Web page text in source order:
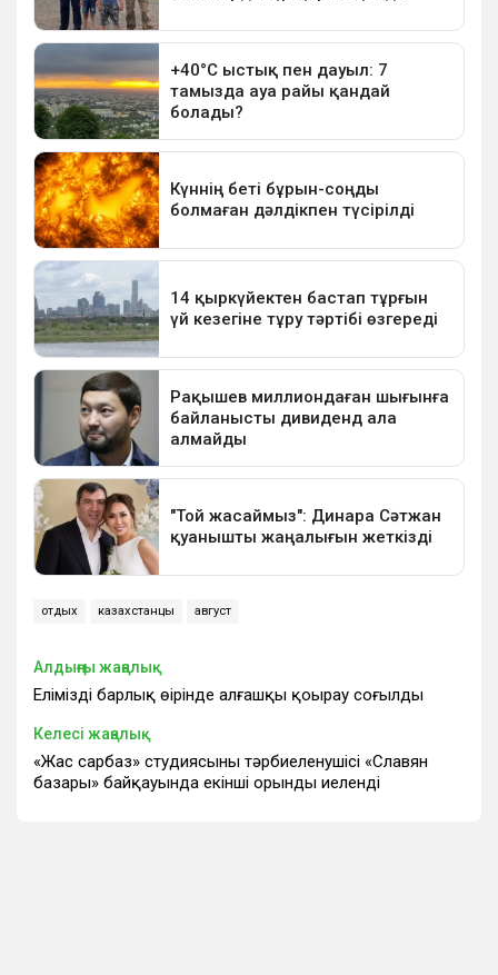
отдых казахстанцы август
Алдыңғы жаңалық
Еліміздің барлық өңірінде алғашқы қоңырау соғылды
Келесі жаңалық
«Жас сарбаз» студиясының тәрбиеленушісі «Славян
базары» байқауында екінші орынды иеленді